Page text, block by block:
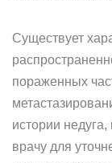
Существует
пораженных
истории
врачу для